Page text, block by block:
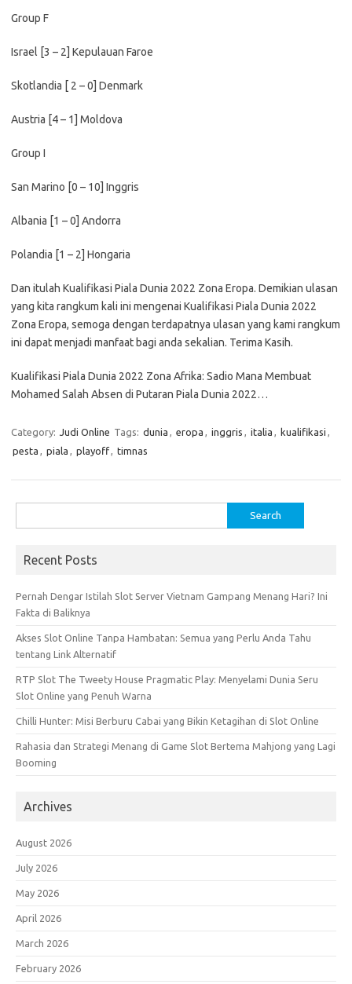
Group F
Israel [3 – 2] Kepulauan Faroe
Skotlandia [ 2 – 0] Denmark
Austria [4 – 1] Moldova
Group I
San Marino [0 – 10] Inggris
Albania [1 – 0] Andorra
Polandia [1 – 2] Hongaria
Dan itulah Kualifikasi Piala Dunia 2022 Zona Eropa. Demikian ulasan
yang kita rangkum kali ini mengenai Kualifikasi Piala Dunia 2022
Zona Eropa, semoga dengan terdapatnya ulasan yang kami rangkum
ini dapat menjadi manfaat bagi anda sekalian. Terima Kasih.
Kualifikasi Piala Dunia 2022 Zona Afrika: Sadio Mana Membuat
Mohamed Salah Absen di Putaran Piala Dunia 2022…
Category: Judi Online Tags: dunia , eropa , inggris , italia , kualifikasi ,
pesta , piala , playoff, timnas
for:
Recent Posts
Pernah Dengar Istilah Slot Server Vietnam Gampang Menang Hari? Ini
Fakta di Baliknya
Akses Slot Online Tanpa Hambatan: Semua yang Perlu Anda Tahu
tentang Link Alternatif
RTP Slot The Tweety House Pragmatic Play: Menyelami Dunia Seru
Slot Online yang Penuh Warna
Chilli Hunter: Misi Berburu Cabai yang Bikin Ketagihan di Slot Online
Rahasia dan Strategi Menang di Game Slot Bertema Mahjong yang Lagi
Booming
Archives
August 2026
July 2026
May 2026
April 2026
March 2026
February 2026